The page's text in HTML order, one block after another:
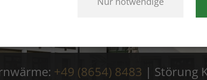
+49 (8654) 8483 | Störung